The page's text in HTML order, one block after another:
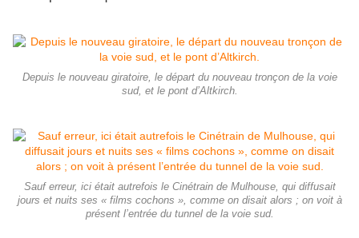
Depuis le nouveau giratoire, le départ du nouveau tronçon de la voie
sud, et le pont d’Altkirch.
Sauf erreur, ici était autrefois le Cinétrain de Mulhouse, qui diffusait
jours et nuits ses « films cochons », comme on disait alors ; on voit à
présent l’entrée du tunnel de la voie sud.